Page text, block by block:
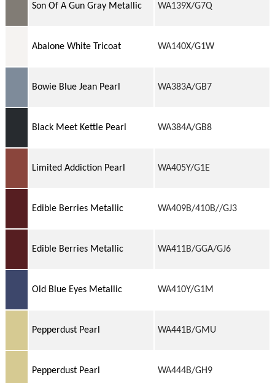
Son Of A Gun Gray Metallic WA139X/G7Q
Abalone White Tricoat WA140X/G1W
Bowie Blue Jean Pearl WA383A/GB7
Black Meet Kettle Pearl WA384A/GB8
Limited Addiction Pearl WA405Y/G1E
Edible Berries Metallic WA409B/410B//GJ3
Edible Berries Metallic WA411B/GGA/GJ6
Old Blue Eyes Metallic WA410Y/G1M
Pepperdust Pearl WA441B/GMU
Pepperdust Pearl WA444B/GH9